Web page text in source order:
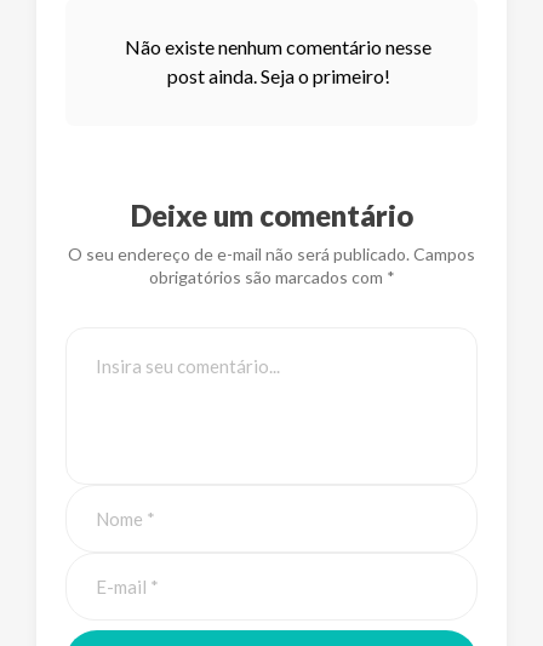
Não existe nenhum comentário nesse
post ainda. Seja o primeiro!
Deixe um comentário
O seu endereço de e-mail não será publicado. Campos
obrigatórios são marcados com *